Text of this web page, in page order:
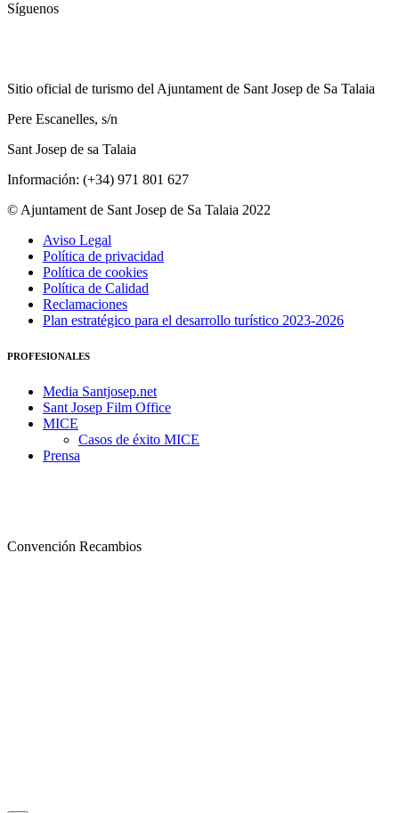
Síguenos
Sitio oficial de turismo del Ajuntament de Sant Josep de Sa Talaia
Pere Escanelles, s/n
Sant Josep de sa Talaia
Información: (+34) 971 801 627
© Ajuntament de Sant Josep de Sa Talaia 2022
Aviso Legal
Política de privacidad
Política de cookies
Política de Calidad
Reclamaciones
Plan estratégico para el desarrollo turístico 2023-2026
PROFESIONALES
Media Santjosep.net
Sant Josep Film Office
MICE
Casos de éxito MICE
Prensa
Convención Recambios